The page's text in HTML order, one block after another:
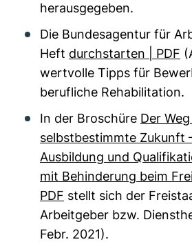
herausgegeben.
Die Bundesagentur für
Heft durchstarten | PDF
wertvolle Tipps für
berufliche Rehabilitation.
In der Broschüre Der
selbstbestimmte Zukunft
Ausbildung und
mit Behinderung beim
PDF stellt sich der
Arbeitgeber bzw.
Febr. 2021).